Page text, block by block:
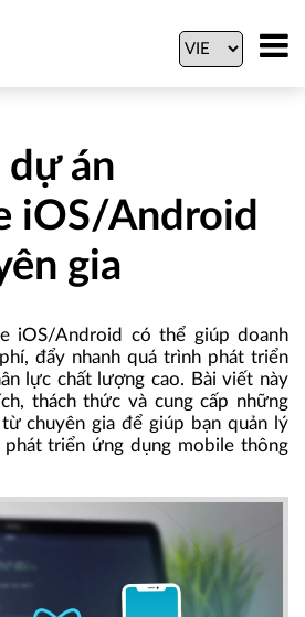
dự án
iOS/Android
gia
iOS/Android có thể giúp doanh
đẩy nhanh quá trình phát triển
lực chất lượng cao. Bài viết này
thách thức và cung cấp những
chuyên gia để giúp bạn quản lý
phát triển ứng dụng mobile thông